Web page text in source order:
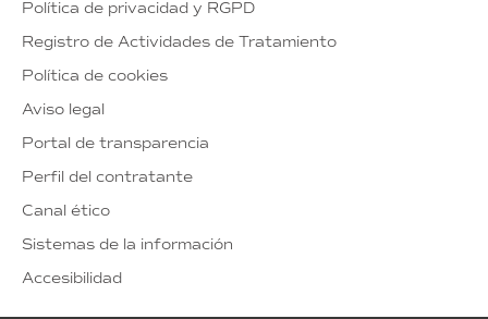
Política de privacidad y RGPD
Registro de Actividades de Tratamiento
Política de cookies
Aviso legal
Portal de transparencia
Perfil del contratante
Canal ético
Sistemas de la información
Accesibilidad